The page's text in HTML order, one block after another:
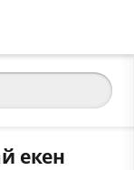
екен